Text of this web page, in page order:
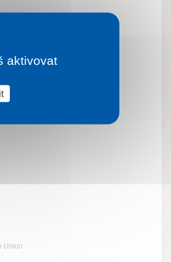
Union
aktivovat